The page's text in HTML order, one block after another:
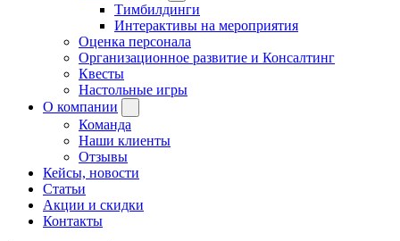
Тимбилдинги
Интерактивы на мероприятия
Оценка персонала
Организационное развитие и Консалтинг
Квесты
Настольные игры
О компании
Команда
Наши клиенты
Отзывы
Кейсы, новости
Статьи
Акции и скидки
Контакты